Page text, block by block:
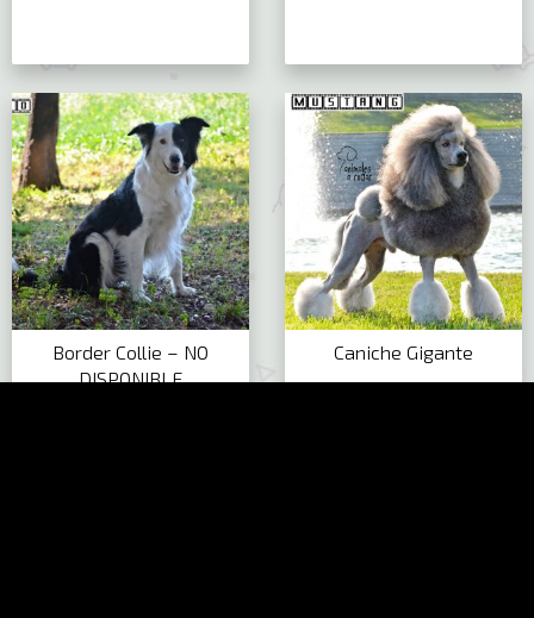
Border Collie – NO
DISPONIBLE
Caniche Gigante